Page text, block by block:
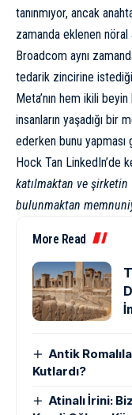
tanınmıyor, ancak
zamanda eklenen
Broadcom aynı
tedarik zincirine
Meta’nın hem ikili
insanların yaşadığı
ederken bunu
Hock Tan LinkedIn’de
katılmaktan ve şirketin
bulunmaktan
More Read
Antik
Kutlardı?
Atinalı İrini: